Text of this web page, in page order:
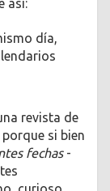
así:
día,
revista de
si bien
fechas-